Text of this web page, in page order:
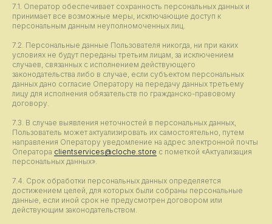
7.1. Оператор обеспечивает сохранность персональных данных и
принимает все возможные меры, исключающие доступ к
персональным данным неуполномоченных лиц.
7.2. Персональные данные Пользователя никогда, ни при каких
условиях не будут переданы третьим лицам, за исключением
случаев, связанных с исполнением действующего
законодательства либо в случае, если субъектом персональных
данных дано согласие Оператору на передачу данных третьему
лицу для исполнения обязательств по гражданско-правовому
договору.
7.3. В случае выявления неточностей в персональных данных,
Пользователь может актуализировать их самостоятельно, путем
направления Оператору уведомление на адрес электронной почты
Оператора clientservices@cloche.store с пометкой «Актуализация
персональных данных».
7.4. Срок обработки персональных данных определяется
достижением целей, для которых были собраны персональные
данные, если иной срок не предусмотрен договором или
действующим законодательством.